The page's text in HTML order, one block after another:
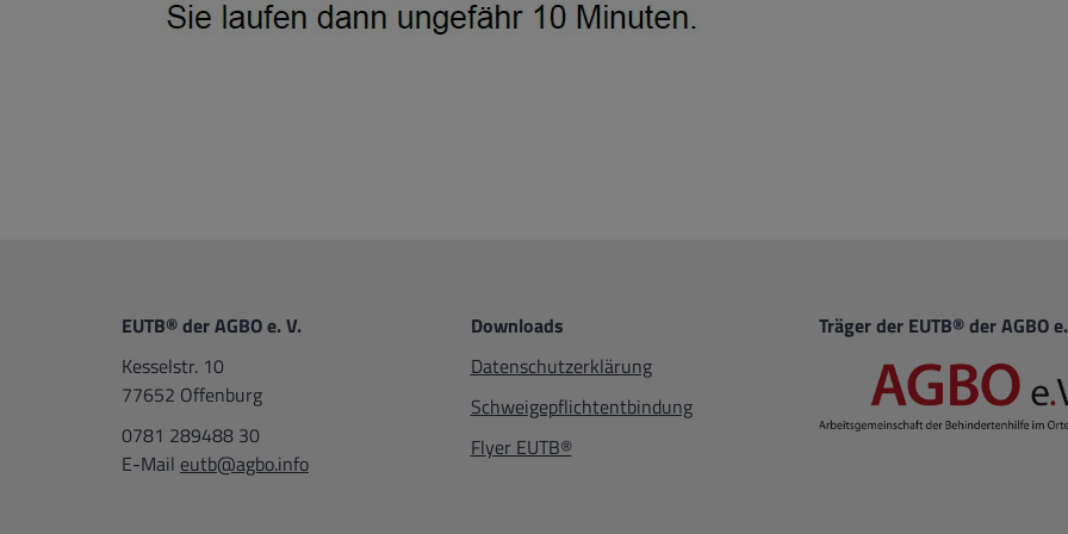
EUTB® der AGBO e. V.
Kesselstr. 10
77652 Offenburg
0781 289488 30
E-Mail eutb@agbo.info
Downloads
Datenschutzerklärung
Schweigepflichtentbindung
Flyer EUTB®
Träger der EUTB® der AGBO